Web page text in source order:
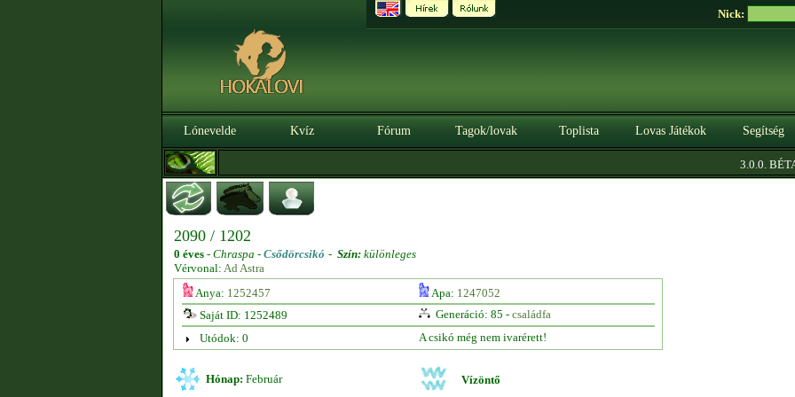
Nick:
Lónevelde Kvíz Fórum Tagok/lovak Toplista Lovas Játékok Segítség
3.0.0. BÉTA|
2090 / 1202
0 éves - Chraspa - Csődörcsikó - Szín: különleges
Vérvonal: Ad Astra
Anya: 1252457 Apa: 1247052
Saját ID: 1252489
Generáció: 85 - családfa
Utódok: 0
A csikó még nem ivarérett!
Hónap: Február Vízöntő